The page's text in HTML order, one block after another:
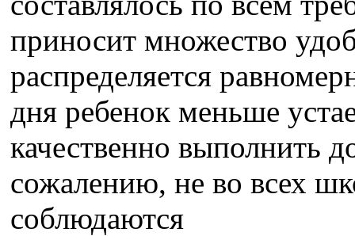
приносит множество
распределяется
дня ребенок меньше
качественно выполнить
сожалению, не во всех
соблюдаются